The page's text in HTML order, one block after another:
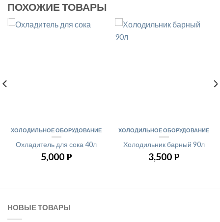
ПОХОЖИЕ ТОВАРЫ
ХОЛОДИЛЬНОЕ ОБОРУДОВАНИЕ
Охладитель для сока 40л
5,000Р
ХОЛОДИЛЬНОЕ ОБОРУДОВАНИЕ
Холодильник барный 90л
3,500Р
НОВЫЕ ТОВАРЫ